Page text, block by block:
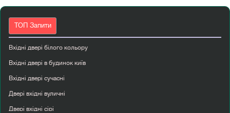
ТОП Запити
Вхідні двері білого кольору
Вхідні двері в будинок київ
Вхідні двері сучасні
Двері вхідні вуличні
Двері вхідні сірі